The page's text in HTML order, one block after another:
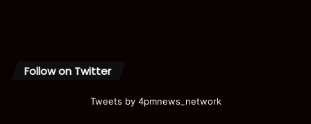
Follow on Twitter
Tweets by 4pmnews_network